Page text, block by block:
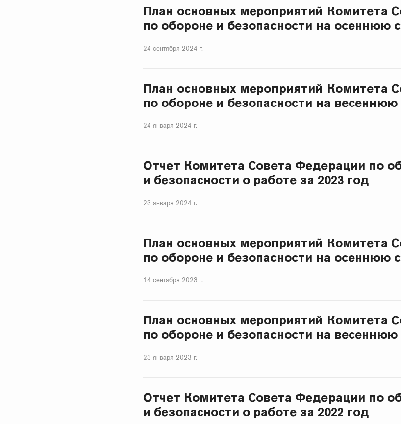
План основных мероприятий Комитета
по обороне и безопасности на осеннюю
24 сентября 2024 г.
План основных мероприятий Комитета
по обороне и безопасности на весеннюю
24 января 2024 г.
Отчет Комитета Совета Федерации по
и безопасности о работе за 2023 год
23 января 2024 г.
План основных мероприятий Комитета
по обороне и безопасности на осеннюю
14 сентября 2023 г.
План основных мероприятий Комитета
по обороне и безопасности на весеннюю
23 января 2023 г.
Отчет Комитета Совета Федерации по
и безопасности о работе за 2022 год